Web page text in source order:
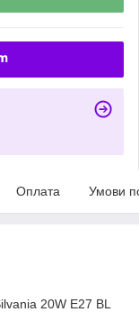
Оплата Умови
20W E27 BL